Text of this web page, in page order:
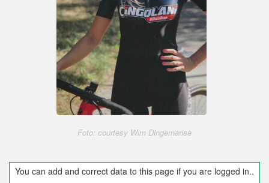
Foto: courtesy Wim Dingemanse
You can add and correct data to this page if you are logged in..